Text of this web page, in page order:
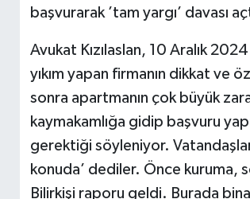
başvurarak ’tam yargı’ davası
Avukat Kızılaslan, 10 Aralık
yıkım yapan firmanın dikkat ve
sonra apartmanın çok büyük
kaymakamlığa gidip başvuru
gerektiği söyleniyor.
konuda’ dediler. Önce kuruma,
Bilirkişi raporu geldi. Burada